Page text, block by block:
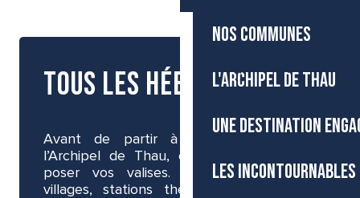
NOS COMMUNES
L'ARCHIPEL DE THAU
UNE DESTINATION
LES
Accessibilité
Voir les favoris
Recherche
Tous les hébergements
Avant de partir à la découverte de
l’Archipel de Thau, choisissez le lieu où
poser vos valises. Entre mer, lagune,
villages, stations thermales et quartiers